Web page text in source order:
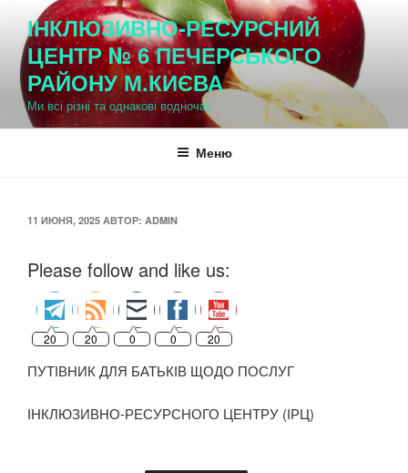
Перейти
содержимому
ІНКЛЮЗИВНО-РЕСУРСНИЙ
ЦЕНТР № 6 ПЕЧЕРСЬКОГО
РАЙОНУ М.КИЄВА
Ми всі різні та однакові водночас
Меню
ОПУБЛИКОВАНО
11 ИЮНЯ, 2025 АВТОР: ADMIN
Please follow and like us:
20 20 0 0 20
ПУТІВНИК ДЛЯ БАТЬКІВ ЩОДО ПОСЛУГ
ІНКЛЮЗИВНО-РЕСУРСНОГО ЦЕНТРУ (ІРЦ)